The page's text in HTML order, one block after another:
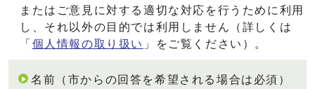
またはご意見に対する適切な対応を行うために利用
し、それ以外の目的では利用しません（詳しくは
「 個人情報の取り扱い 」をご覧ください）。
名前（市からの回答を希望される場合は必須）